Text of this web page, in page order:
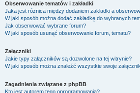
Obserwowanie tematów i zakładki
Jaka jest różnica między dodaniem zakładki a
W jaki sposób można dodać zakładkę do wybranych
Jak obserwować wybrane forum?
W jaki sposób usunąć obserwowanie forum, tematu?
Załączniki
Jakie typy załączników są dozwolone na tej witrynie?
W jaki sposób można znaleźć wszystkie swoje
Zagadnienia związane z phpBB
Kto jest autorem tego oprogramowania?